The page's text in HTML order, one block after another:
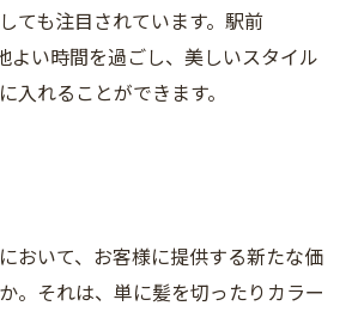
ても注目されています。駅前
よい時間を過ごし、美しいスタイル
入れることができます。
おいて、お客様に提供する新たな価
。それは、単に髪を切ったりカラー